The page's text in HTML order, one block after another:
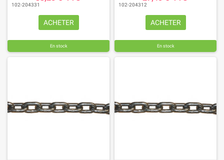
102-204331
ACHETER
En stock
102-204312
ACHETER
En stock